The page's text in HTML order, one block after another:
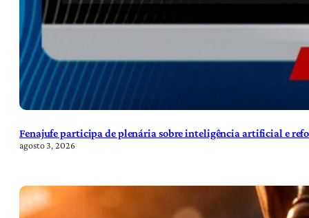
Fenajufe participa de plenária sobre inteligência artificial e
agosto 3, 2026